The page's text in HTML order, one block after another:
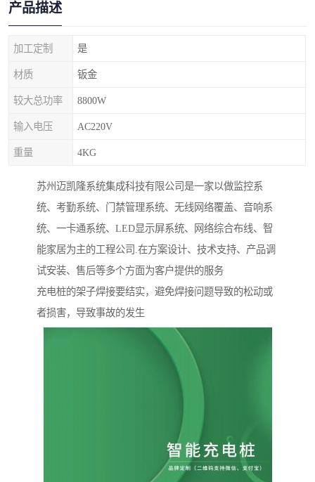
产品描述
加工定制 是
材质 钣金
较大总功率 8800W
输入电压 AC220V
重量 4KG
苏州迈凯隆系统集成科技有限公司是一家以做监控系
统、考勤系统、门禁管理系统、无线网络覆盖、音响系
统、一卡通系统、LED显示屏系统、网络综合布线、智
能家居为主的工程公司.在方案设计、技术支持、产品调
试安装、售后等多个方面为客户提供的服务
充电桩的架子焊接要结实，避免焊接问题导致的松动或
者损害，导致事故的发生